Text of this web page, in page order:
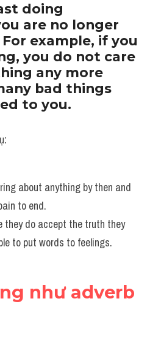
doing
are no longer
example, if you
you do not care
any more
bad things
to you.
about anything by then and
to end.
they do accept the truth they
to put words to feelings.
như adverb